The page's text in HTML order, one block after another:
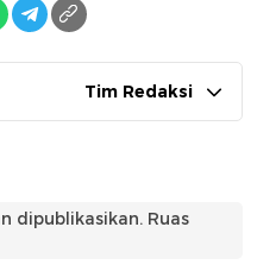
Tim Redaksi
dipublikasikan. Ruas